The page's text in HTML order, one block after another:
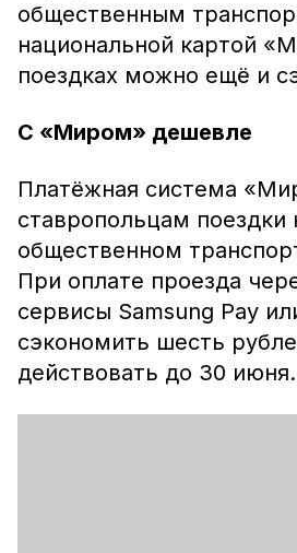
общественным
национальной картой
поездках можно ещё и
С «Миром» дешевле
Платёжная система
ставропольцам поездки
общественном
При оплате проезда
сервисы Samsung Pay
сэкономить шесть
действовать до 30 июня.